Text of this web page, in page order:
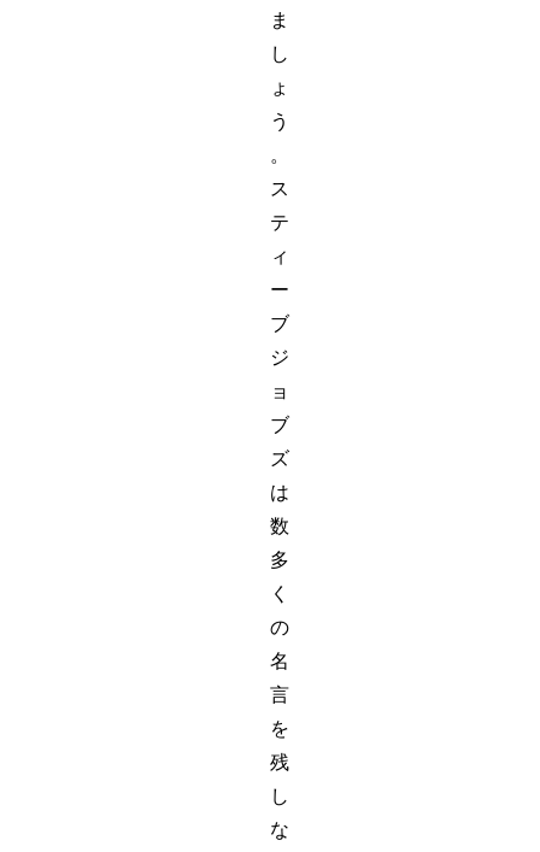
ま
し
ょ
う
。
ス
テ
ィ
ー
ブ
ジ
ョ
ブ
ズ
は
数
多
く
の
名
言
を
残
し
な